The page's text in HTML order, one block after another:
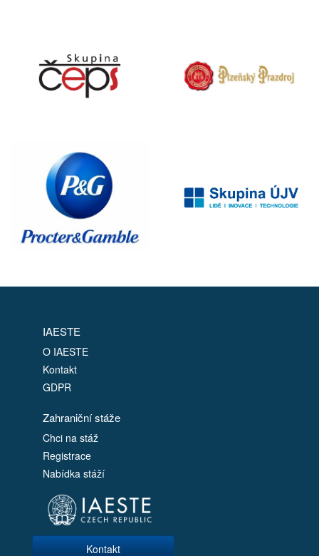
IAESTE
O IAESTE
Kontakt
GDPR
Zahraniční stáže
Chci na stáž
Registrace
Nabídka stáží
Kontakt